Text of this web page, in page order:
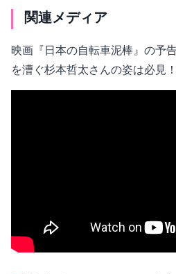
関連メディア
映画『日本の自転車泥棒』の予
を漕ぐ杉本哲太さんの姿は必見！